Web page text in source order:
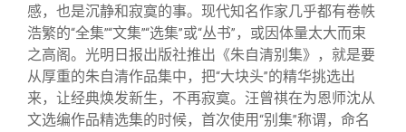
感，也是沉静和寂寞的事。现代知名作家几乎都有卷帙
浩繁的“全集”“文集”“选集”或“丛书” ，或因体量太大而束
之高阁。光明日报出版社推出《朱自清别集》，就是要
从厚重的朱自清作品集中，把“大块头”的精华挑选出
来，让经典焕发新生，不再寂寞。汪曾祺在为恩师沈从
文选编作品精选集的时候，首次使用“别集”称谓，命名